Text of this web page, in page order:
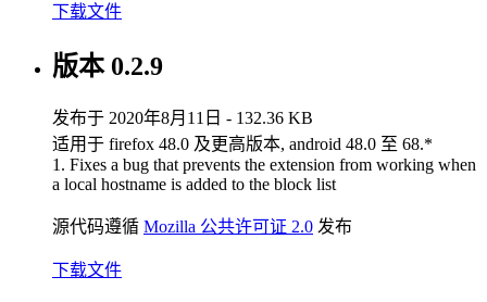
下载文件
版本 0.2.9
发布于 2020年8月11日 - 132.36 KB
适用于 firefox 48.0 及更高版本, android 48.0 至 68.*
1. Fixes a bug that prevents the extension from working when
a local hostname is added to the block list
源代码遵循 Mozilla 公共许可证 2.0 发布
下载文件